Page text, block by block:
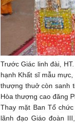
Trước Giác linh đài,
hạnh Khất sĩ mẫu
thượng thuở còn sanh
Hòa thượng cao đăng
Thay mặt Ban Tổ
lãnh đạo Giáo đoàn